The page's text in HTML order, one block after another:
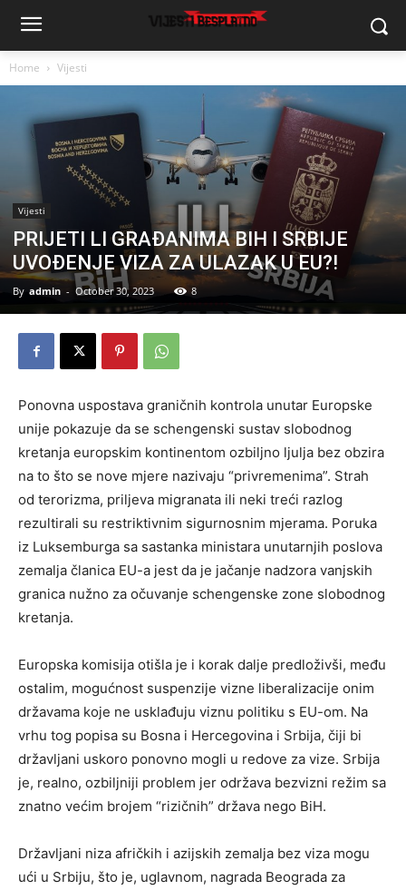
Home Vijesti
Vijesti
PRIJETI LI GRAĐANIMA BIH I SRBIJE
UVOĐENJE VIZA ZA ULAZAK U EU?!
By admin - October 30, 2023 8
Ponovna uspostava graničnih kontrola unutar Europske
unije pokazuje da se schengenski sustav slobodnog
kretanja europskim kontinentom ozbiljno ljulja bez obzira
na to što se nove mjere nazivaju “privremenima”. Strah
od terorizma, priljeva migranata ili neki treći razlog
rezultirali su restriktivnim sigurnosnim mjerama. Poruka
iz Luksemburga sa sastanka ministara unutarnjih poslova
zemalja članica EU-a jest da je jačanje nadzora vanjskih
granica nužno za očuvanje schengenske zone slobodnog
kretanja.
Europska komisija otišla je i korak dalje predloživši, među
ostalim, mogućnost suspenzije vizne liberalizacije onim
državama koje ne usklađuju viznu politiku s EU-om. Na
vrhu tog popisa su Bosna i Hercegovina i Srbija, čiji bi
državljani uskoro ponovno mogli u redove za vize. Srbija
je, realno, ozbiljniji problem jer održava bezvizni režim sa
znatno većim brojem “rizičnih” država nego BiH.
Državljani niza afričkih i azijskih zemalja bez viza mogu
ući u Srbiju, što je, uglavnom, nagrada Beograda za